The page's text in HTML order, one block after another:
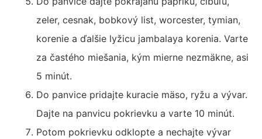
zeler, cesnak, bobkový list, worcester, tymian,
korenie a ďalšie lyžicu jambalaya korenia. Varte
za častého miešania, kým mierne nezmäkne, asi
5 minút.
Do panvice pridajte kuracie mäso, ryžu a vývar.
Dajte na panvicu pokrievku a varte 10 minút.
Potom pokrievku odklopte a nechajte vývar